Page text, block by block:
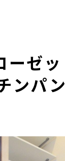
ーゼ
ンパ